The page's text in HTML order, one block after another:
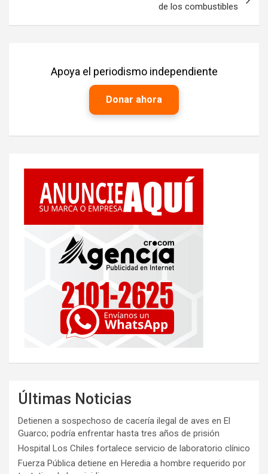
de los combustibles
Apoya el periodismo independiente
Donar ahora
Últimas Noticias
Detienen a sospechoso de cacería ilegal de aves en El
Guarco; podría enfrentar hasta tres años de prisión
Hospital Los Chiles fortalece servicio de laboratorio clínico
Fuerza Pública detiene en Heredia a hombre requerido por